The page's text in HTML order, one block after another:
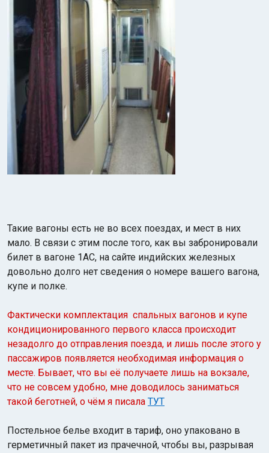
Такие вагоны есть не во всех поездах, и мест в них
мало. В связи с этим после того, как вы забронировали
билет в вагоне 1АС, на сайте индийских железных
довольно долго нет сведения о номере вашего вагона,
купе и полке.
Фактически комплектация спальных вагонов и купе
кондиционированного первого класса происходит
незадолго до отправления поезда, и лишь после этого у
пассажиров появляется необходимая информация о
месте. Бывает, что вы её получаете лишь на вокзале,
что не совсем удобно, мне доводилось заниматься
такой беготней, о чём я писала ТУТ
Постельное белье входит в тариф, оно упаковано в
герметичный пакет из прачечной, чтобы вы, разрывая